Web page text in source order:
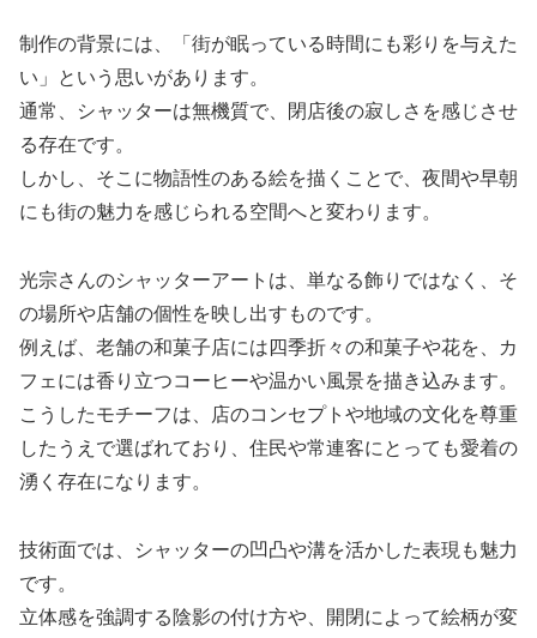
制作の背景には、「街が眠っている時間にも彩りを与えた
い」という思いがあります。
通常、シャッターは無機質で、閉店後の寂しさを感じさせ
る存在です。
しかし、そこに物語性のある絵を描くことで、夜間や早朝
にも街の魅力を感じられる空間へと変わります。
光宗さんのシャッターアートは、単なる飾りではなく、そ
の場所や店舗の個性を映し出すものです。
例えば、老舗の和菓子店には四季折々の和菓子や花を、カ
フェには香り立つコーヒーや温かい風景を描き込みます。
こうしたモチーフは、店のコンセプトや地域の文化を尊重
したうえで選ばれており、住民や常連客にとっても愛着の
湧く存在になります。
技術面では、シャッターの凹凸や溝を活かした表現も魅力
です。
立体感を強調する陰影の付け方や、開閉によって絵柄が変